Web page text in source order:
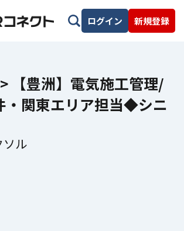
ログイン 新規登録
【豊洲】電気施工管理/
・関東エリア担当◆シニ
ソル